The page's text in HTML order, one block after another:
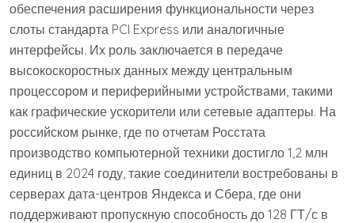
обеспечения расширения функциональности через
слоты стандарта PCI Express или аналогичные
интерфейсы. Их роль заключается в передаче
высокоскоростных данных между центральным
процессором и периферийными устройствами, такими
как графические ускорители или сетевые адаптеры. На
российском рынке, где по отчетам Росстата
производство компьютерной техники достигло 1,2 млн
единиц в 2024 году, такие соединители востребованы в
серверах дата-центров Яндекса и Сбера, где они
поддерживают пропускную способность до 128 ГТ/с в